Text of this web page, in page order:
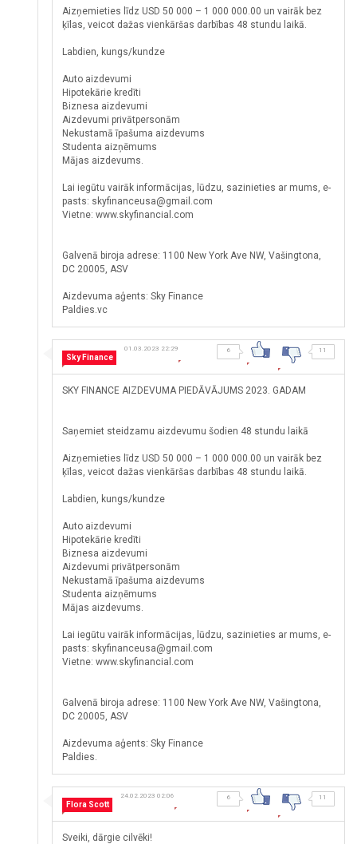
Aizņemieties līdz USD 50 000 – 1 000 000.00 un vairāk bez
ķīlas, veicot dažas vienkāršas darbības 48 stundu laikā.
Labdien, kungs/kundze
Auto aizdevumi
Hipotekārie kredīti
Biznesa aizdevumi
Aizdevumi privātpersonām
Nekustamā īpašuma aizdevums
Studenta aizņēmums
Mājas aizdevums.
Lai iegūtu vairāk informācijas, lūdzu, sazinieties ar mums, e-
pasts: skyfinanceusa@gmail.com
Vietne: www.skyfinancial.com
Galvenā biroja adrese: 1100 New York Ave NW, Vašingtona,
DC 20005, ASV
Aizdevuma aģents: Sky Finance
Paldies.vc
Sky Finance
01.03.2023 22:29 6 11
SKY FINANCE AIZDEVUMA PIEDĀVĀJUMS 2023. GADAM
Saņemiet steidzamu aizdevumu šodien 48 stundu laikā
Aizņemieties līdz USD 50 000 – 1 000 000.00 un vairāk bez
ķīlas, veicot dažas vienkāršas darbības 48 stundu laikā.
Labdien, kungs/kundze
Auto aizdevumi
Hipotekārie kredīti
Biznesa aizdevumi
Aizdevumi privātpersonām
Nekustamā īpašuma aizdevums
Studenta aizņēmums
Mājas aizdevums.
Lai iegūtu vairāk informācijas, lūdzu, sazinieties ar mums, e-
pasts: skyfinanceusa@gmail.com
Vietne: www.skyfinancial.com
Galvenā biroja adrese: 1100 New York Ave NW, Vašingtona,
DC 20005, ASV
Aizdevuma aģents: Sky Finance
Paldies.
Flora Scott
24.02.2023 02:06 6 11
Sveiki, dārgie cilvēki!